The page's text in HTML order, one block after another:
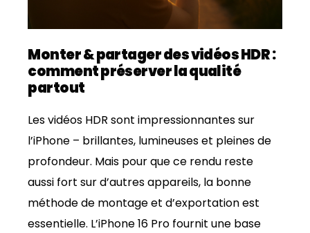
Monter & partager des vidéos HDR :
comment préserver la qualité
partout
Les vidéos HDR sont impressionnantes sur
l’iPhone – brillantes, lumineuses et pleines de
profondeur. Mais pour que ce rendu reste
aussi fort sur d’autres appareils, la bonne
méthode de montage et d’exportation est
essentielle. L’iPhone 16 Pro fournit une base